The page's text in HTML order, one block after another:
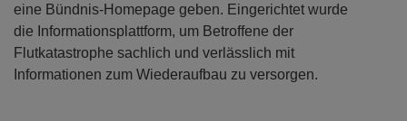
eine Bündnis-Homepage geben. Eingerichtet wurde
die Informationsplattform, um Betroffene der
Flutkatastrophe sachlich und verlässlich mit
Informationen zum Wiederaufbau zu versorgen.